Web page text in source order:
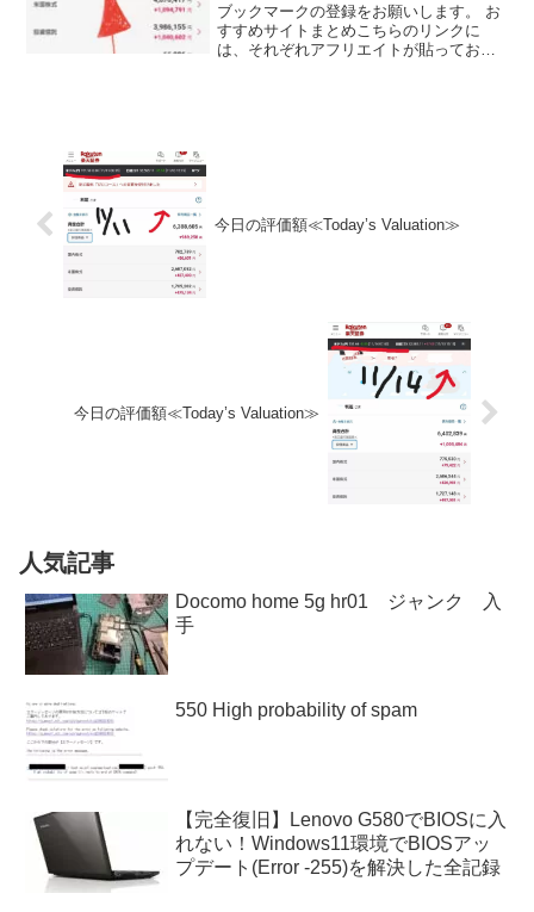
ブックマークの登録をお願いします。 お
すすめサイトまとめこちらのリンクに
は、それぞれアフリエイトが貼っており
今日の評価額≪Today’s Valuation≫
今日の評価額≪Today’s Valuation≫
人気記事
Docomo home 5g hr01 ジャンク 入
手
550 High probability of spam
【完全復旧】Lenovo G580でBIOSに入
れない！Windows11環境でBIOSアッ
プデート(Error -255)を解決した全記録